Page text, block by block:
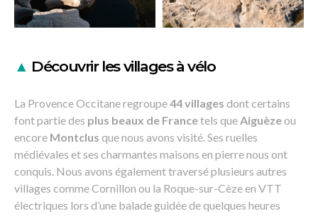
▲ Découvrir les villages à vélo
La Provence Occitane regroupe44 villages dont certains
font partie des plus beaux de Francetels que Aiguèzeou
encore Montclus que nous avons visité. Ses ruelles
médiévales et ses charmantes maisons en pierre nous ont
conquis. Nous avons également traversé plusieurs autres
villages comme Cornillon ou la Roque-sur-Cèze en VTT
électriques lors d’une balade guidée de quelques heures